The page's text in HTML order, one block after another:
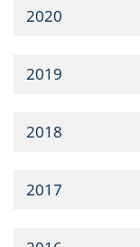
2020
2019
2018
2017